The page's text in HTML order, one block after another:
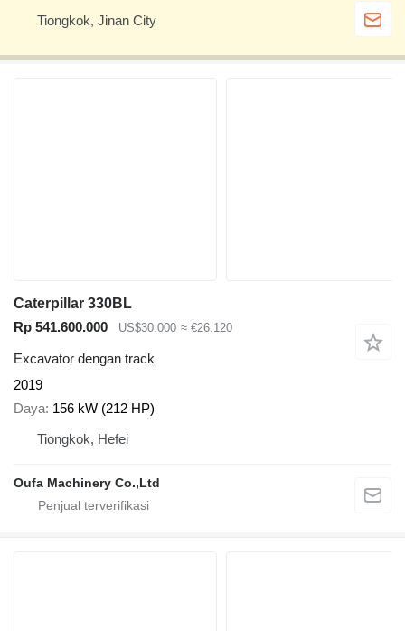
Tiongkok, Jinan City
Caterpillar 330BL
Rp 541.600.000
US$30.000 ≈ €26.120
Excavator dengan track
2019
Daya 156 kW (212 HP)
Tiongkok, Hefei
Oufa Machinery Co.,Ltd